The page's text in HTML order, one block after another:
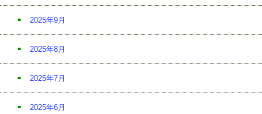
2025年9月
2025年8月
2025年7月
2025年6月